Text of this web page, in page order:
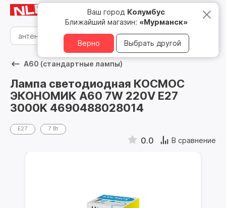
Мурманск
Ваш город Колумбус
Ближайший магазин: «Мурманск»
Верно Выбрать другой
8 800 500 05 15
А60 (стандартные лампы)
Лампа светодиодная КОСМОС
ЭКОНОМИК А60 7W 220V E27
3000K 4690488028014
Е27 7 Вт
0.0 В сравнение